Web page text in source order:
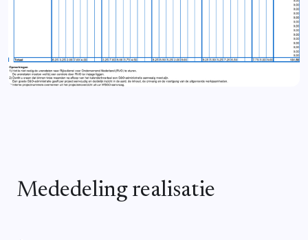
Mededeling realisatie